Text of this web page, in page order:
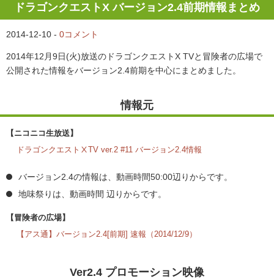
ドラゴンクエストX バージョン2.4前期情報まとめ
2014-12-10 - 0コメント
2014年12月9日(火)放送のドラゴンクエストX TVと冒険者の広場で
公開された情報をバージョン2.4前期を中心にまとめました。
情報元
【ニコニコ生放送】
ドラゴンクエストⅩTV ver.2 #11 バージョン2.4情報
バージョン2.4の情報は、動画時間50:00辺りからです。
地味祭りは、動画時間 辺りからです。
【冒険者の広場】
【アス通】バージョン2.4[前期] 速報（2014/12/9）
Ver2.4 プロモーション映像